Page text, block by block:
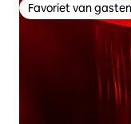
Favoriet van gasten
Favoriet van gasten